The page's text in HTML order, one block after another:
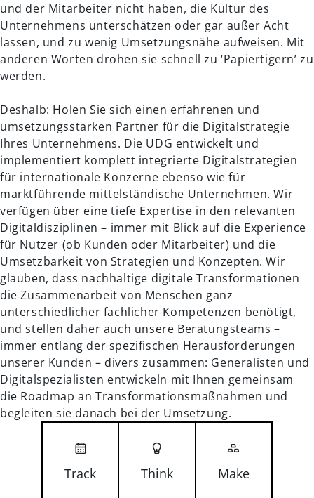
und der Mitarbeiter nicht haben, die Kultur des
Unternehmens unterschätzen oder gar außer Acht
lassen, und zu wenig Umsetzungsnähe aufweisen. Mit
anderen Worten drohen sie schnell zu ‘Papiertigern’ zu
werden.
Deshalb: Holen Sie sich einen erfahrenen und
umsetzungsstarken Partner für die Digitalstrategie
Ihres Unternehmens. Die UDG entwickelt und
implementiert komplett integrierte Digitalstrategien
für internationale Konzerne ebenso wie für
marktführende mittelständische Unternehmen. Wir
verfügen über eine tiefe Expertise in den relevanten
Digitaldisziplinen – immer mit Blick auf die Experience
für Nutzer (ob Kunden oder Mitarbeiter) und die
Umsetzbarkeit von Strategien und Konzepten. Wir
glauben, dass nachhaltige digitale Transformationen
die Zusammenarbeit von Menschen ganz
unterschiedlicher fachlicher Kompetenzen benötigt,
und stellen daher auch unsere Beratungsteams –
immer entlang der spezifischen Herausforderungen
unserer Kunden – divers zusammen: Generalisten und
Digitalspezialisten entwickeln mit Ihnen gemeinsam
die Roadmap an Transformationsmaßnahmen und
begleiten sie danach bei der Umsetzung.
Track Think Make